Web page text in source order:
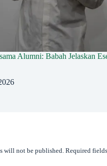
Alumni: Babah Jelaskan
will not be published. Required